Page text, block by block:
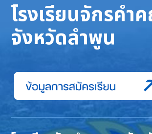
โรงเรียนจักรคำ
จังหวัดลำพูน